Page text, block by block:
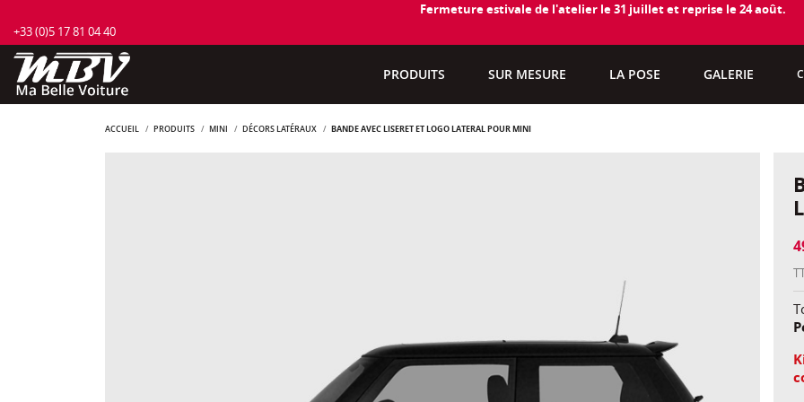
Fermeture estivale de l'atelier le 31 juillet et reprise le 24 août.
+33 (0)5 17 81 04 40
PRODUITS SUR MESURE LA POSE GALERIE
ACCUEIL PRODUITS MINI DÉCORS LATÉRAUX BANDE AVEC LISERET ET LOGO LATÉRAL POUR MINI